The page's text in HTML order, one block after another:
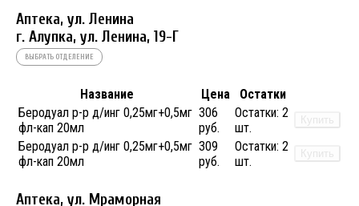
Аптека, ул. Ленина
г. Алупка, ул. Ленина, 19-Г
ВЫБРАТЬ ОТДЕЛЕНИЕ
Название Цена
Остатки
Беродуал р-р д/инг 0,25мг+0,5мг
фл-кап 20мл
306
руб.
Остатки: 2
шт.
Купить
Беродуал р-р д/инг 0,25мг+0,5мг
фл-кап 20мл
309
руб.
Остатки: 2
шт.
Купить
Аптека, ул. Мраморная